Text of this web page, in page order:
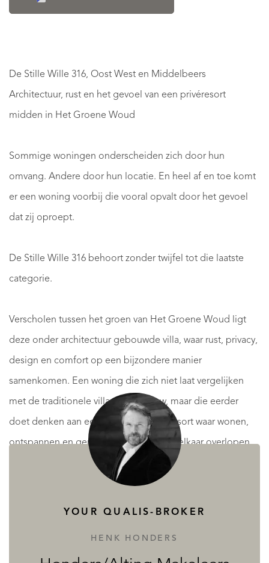
De Stille Wille 316, Oost West en Middelbeers
Architectuur, rust en het gevoel van een privéresort
midden in Het Groene Woud
Sommige woningen onderscheiden zich door hun
omvang. Andere door hun locatie. En heel af en toe komt
er een woning voorbij die vooral opvalt door het gevoel
dat zij oproept.
De Stille Wille 316 behoort zonder twijfel tot die laatste
categorie.
Verscholen tussen het groen van Het Groene Woud ligt
deze onder architectuur gebouwde villa, waar rust, privacy,
design en comfort op een bijzondere manier
samenkomen. Een woning die zich niet laat vergelijken
met de traditionele villa of bungalow, maar die eerder
doet denken aan een eigentijds privéresort waar wonen,
ontspannen en genieten moeiteloos in elkaar overlopen.
Direct bij binnenkomst valt de hoogwaardige afwerking
YOUR QUALIS-BROKER
HENK HONDERS